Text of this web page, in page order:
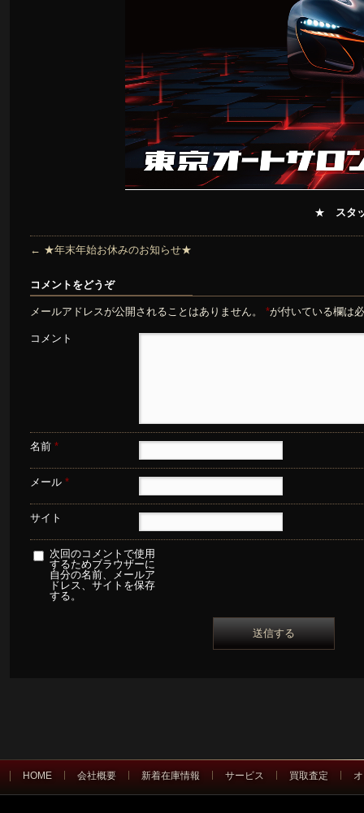
★ スタ
← ★年末年始お休みのお知らせ★
コメントをどうぞ
メールアドレスが公開されることはありません。 *が付いている欄は
コメント
名前 *
メール *
サイト
次回のコメントで使用
するためブラウザーに
自分の名前、メールア
ドレス、サイトを保存
する。
HOME 会社概要 新着在庫情報 サービス 買取査定